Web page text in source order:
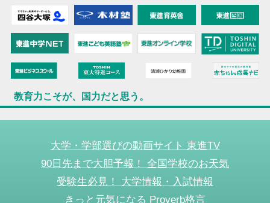
教育力こそが、国力だと思う。
大学・学部選びの動画サイト 東進TV
90日先まで大胆予報！ 全国学校のお天気
受験生必見！ 大学情報・入試情報
きっと元気になる Proverb格言